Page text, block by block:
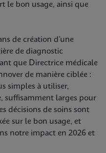
le bon usage, ainsi que
de création d’une
de diagnostic
que Directrice médicale
de manière ciblée :
simples à utiliser,
suffisamment larges pour
décisions de soins sont
sur le bon usage, et
notre impact en 2026 et